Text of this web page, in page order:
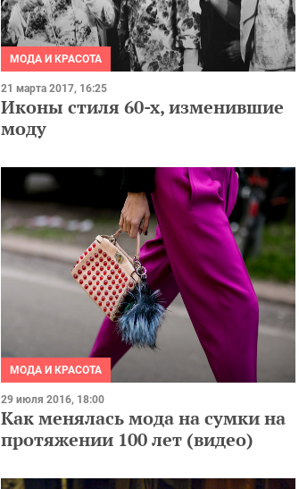
МОДА И КРАСОТА
21 марта 2017, 16:25
Иконы стиля 60-х, изменившие
моду
МОДА И КРАСОТА
29 июля 2016, 18:00
Как менялась мода на сумки на
протяжении 100 лет (видео)